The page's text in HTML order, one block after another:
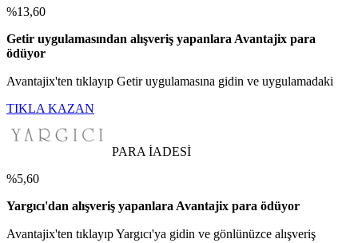
%13,60
Getir uygulamasından alışveriş yapanlara Avantajix para
ödüyor
Avantajix'ten tıklayıp Getir uygulamasına gidin ve uygulamadaki
TIKLA KAZAN
PARA İADESİ
%5,60
Yargıcı'dan alışveriş yapanlara Avantajix para ödüyor
Avantajix'ten tıklayıp Yargıcı'ya gidin ve gönlünüzce alışveriş